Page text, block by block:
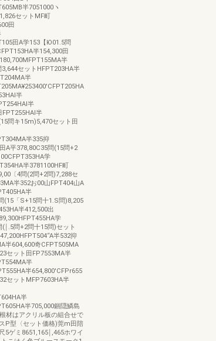
半7051000ヽ
セットMF町
田
田A学153【Ю01.5問
半154,300田
半
セットHFPT203HA半
半
半
半
FPT255HAl半
問キ15m)5,470セット田
半335抑
A平378,80C35問(15問+2
学
半3781100HF町
〔4問(2問+2問)7,288セ
半352お00山FPT404山A
半
(15「S+15問十1.S問)8,205
半412,500出
学
￨.5問+2問十15問)セット
半532抑
半604,600奇CFPT505MA
セット田FP7553MA半
半
半654,800'CFPr655
セットMFP7603HA半
半
半705,000錮隠鱗島
材はアクリル板の組合せで
P型〈セット価格)莞m田陪
5ゲミ8651,165￨,465ホワイ